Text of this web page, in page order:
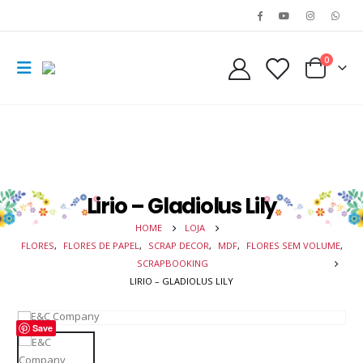
0
Lirio – Gladiolus Lily
HOME
LOJA
FLORES, FLORES DE PAPEL, SCRAP DECOR, MDF, FLORES SEM VOLUME,
SCRAPBOOKING
LIRIO – GLADIOLUS LILY
Save